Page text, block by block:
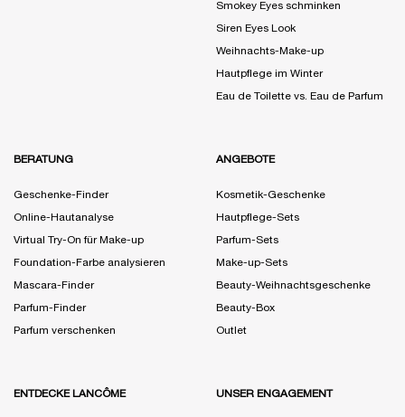
Smokey Eyes schminken
Siren Eyes Look
Weihnachts-Make-up
Hautpflege im Winter
Eau de Toilette vs. Eau de Parfum
BERATUNG
Geschenke-Finder
Online-Hautanalyse
Virtual Try-On für Make-up
Foundation-Farbe analysieren
Mascara-Finder
Parfum-Finder
Parfum verschenken
ANGEBOTE
Kosmetik-Geschenke
Hautpflege-Sets
Parfum-Sets
Make-up-Sets
Beauty-Weihnachtsgeschenke
Beauty-Box
Outlet
ENTDECKE LANCÔME UNSER ENGAGEMENT